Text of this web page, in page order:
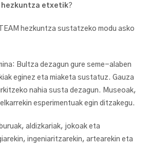
hezkuntza etxetik?
hezkuntza sustatzeko modu asko
Bultza dezagun gure seme-alaben
eginez eta miaketa sustatuz. Gauza
nahia susta dezagun. Museoak,
esperimentuak egin ditzakegu.
aldizkariak, jokoak eta
ingeniaritzarekin, artearekin eta